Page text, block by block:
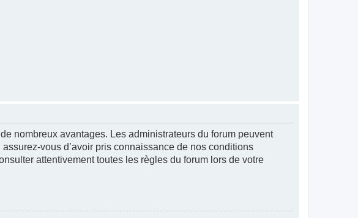
nombreux avantages. Les administrateurs du forum peuvent
vous d’avoir pris connaissance de nos conditions
attentivement toutes les règles du forum lors de votre